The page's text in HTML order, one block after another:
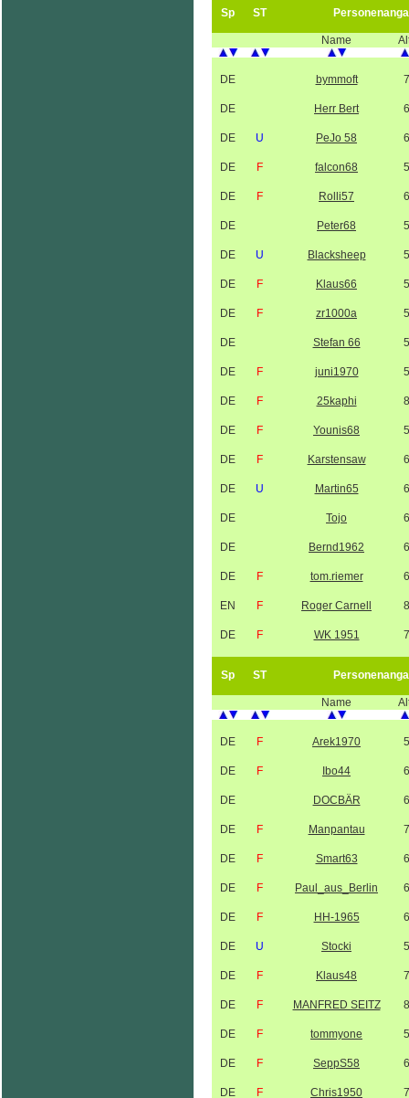
Sp ST
Name
DE bymmoft
DE Herr Bert
DE U PeJo 58
DE F falcon68
DE F Rolli57
DE Peter68
DE U Blacksheep
DE F Klaus66
DE F zr1000a
DE Stefan 66
DE F juni1970
DE F 25kaphi
DE F Younis68
DE F Karstensaw
DE U Martin65
DE Tojo
DE Bernd1962
DE F tom.riemer
EN F Roger Carnell
DE F WK 1951
Sp ST
Name
DE F Arek1970
DE F Ibo44
DE DOCBÄR
DE F Manpantau
DE F Smart63
DE F Paul_aus_Berlin
DE F HH-1965
DE U Stocki
DE F Klaus48
DE F MANFRED SEITZ
DE F tommyone
DE F SeppS58
DE F Chris1950